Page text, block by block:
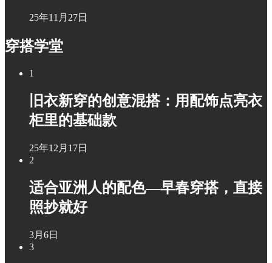
25年11月27日
穿搭学堂
1
旧衣新穿的创意混搭：用配饰点亮衣
柜里的基础款
25年12月17日
2
适合亚洲人的配色—早春穿搭，直接
照抄就好
3月6日
3